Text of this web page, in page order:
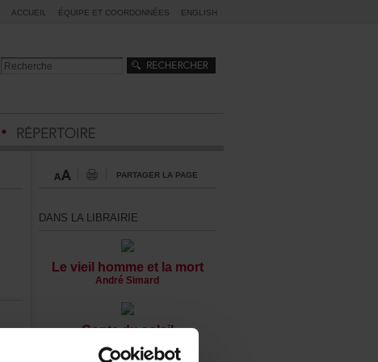
ACCUEIL ÉQUIPEETCOORDONNÉES ENGLISH
PARTAGERLAPAGE
DANSLALIBRAIRIE
Levieilhommeetlamort
AndréSimard
Contedusoleil